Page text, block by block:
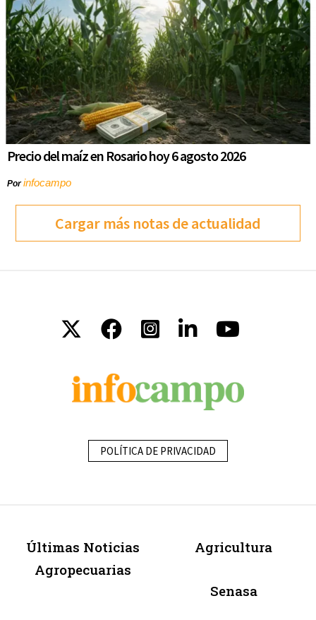
Precio del maíz en Rosario hoy 6 agosto 2026
Porinfocampo
Cargar más notas de actualidad
POLÍTICA DE PRIVACIDAD
Últimas Noticias
Agropecuarias
Agricultura
Senasa